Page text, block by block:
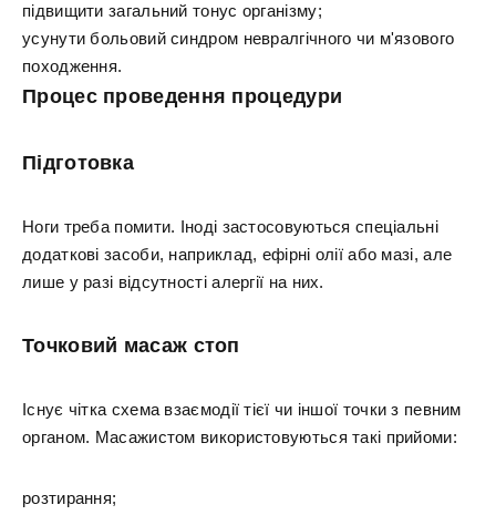
підвищити загальний тонус організму;
усунути больовий синдром невралгічного чи м'язового
походження.
Процес проведення процедури
Підготовка
Ноги треба помити. Іноді застосовуються спеціальні
додаткові засоби, наприклад, ефірні олії або мазі, але
лише у разі відсутності алергії на них.
Точковий масаж стоп
Існує чітка схема взаємодії тієї чи іншої точки з певним
органом. Масажистом використовуються такі прийоми:
розтирання;